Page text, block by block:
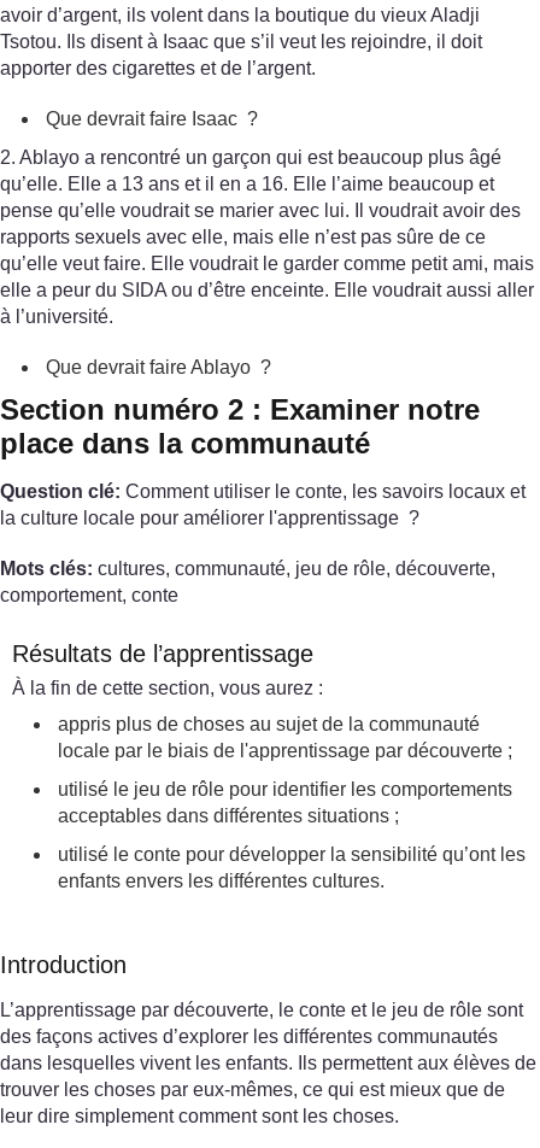
avoir d’argent, ils volent dans la boutique du vieux Aladji
Tsotou. Ils disent à Isaac que s’il veut les rejoindre, il doit
apporter des cigarettes et de l’argent.
Que devrait faire Isaac ?
2. Ablayo a rencontré un garçon qui est beaucoup plus âgé
qu’elle. Elle a 13 ans et il en a 16. Elle l’aime beaucoup et
pense qu’elle voudrait se marier avec lui. Il voudrait avoir des
rapports sexuels avec elle, mais elle n’est pas sûre de ce
qu’elle veut faire. Elle voudrait le garder comme petit ami, mais
elle a peur du SIDA ou d’être enceinte. Elle voudrait aussi aller
à l’université.
Que devrait faire Ablayo ?
Section numéro 2 : Examiner notre
place dans la communauté
Question clé: Comment utiliser le conte, les savoirs locaux et
la culture locale pour améliorer l'apprentissage ?
Mots clés: cultures, communauté, jeu de rôle, découverte,
comportement, conte
Résultats de l’apprentissage
À la fin de cette section, vous aurez :
appris plus de choses au sujet de la communauté
locale par le biais de l'apprentissage par découverte ;
utilisé le jeu de rôle pour identifier les comportements
acceptables dans différentes situations ;
utilisé le conte pour développer la sensibilité qu’ont les
enfants envers les différentes cultures.
Introduction
L’apprentissage par découverte, le conte et le jeu de rôle sont
des façons actives d’explorer les différentes communautés
dans lesquelles vivent les enfants. Ils permettent aux élèves de
trouver les choses par eux-mêmes, ce qui est mieux que de
leur dire simplement comment sont les choses.